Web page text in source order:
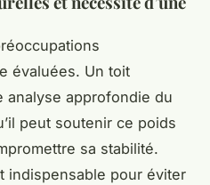
évaluées. Un toit
analyse approfondie du
peut soutenir ce poids
sa stabilité.
indispensable pour éviter